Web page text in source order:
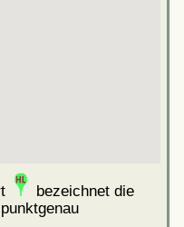
bezeichnet die